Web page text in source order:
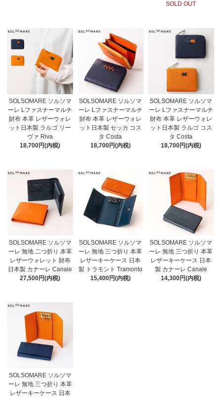
SOLD OUT
SOLSOMARE ソルソマ
ーレ Lファスナーマルチ
財布 本革 レザーウォレ
ット日本製 ラルゴ リー
ヴァ Riva
18,700円(内税)
SOLSOMARE ソルソマ
ーレ Lファスナーマルチ
財布 本革 レザーウォレ
ット日本製 セッカ コス
タ Costa
18,700円(内税)
SOLSOMARE ソルソマ
ーレ Lファスナーマルチ
財布 本革 レザーウォレ
ット日本製 ラルゴ コス
タ Costa
18,700円(内税)
SOLSOMARE ソルソマ
ーレ 無地 二つ折り 本革
レザーウォレット 財布
日本製 カナーレ Canale
27,500円(内税)
SOLSOMARE ソルソマ
ーレ 無地 三つ折り 本革
レザーキーケース 日本
製 トラモント Tramonto
15,400円(内税)
SOLSOMARE ソルソマ
ーレ 無地 三つ折り 本革
レザーキーケース 日本
製 カナーレ Canale
14,300円(内税)
SOLSOMARE ソルソマ
ーレ 無地 三つ折り 本革
レザーキーケース 日本